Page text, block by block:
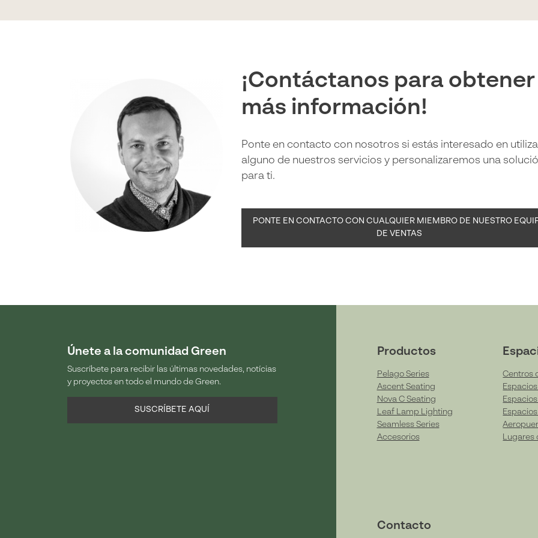
¡Contáctanos para obtener
más información!
Ponte en contacto con nosotros si estás interesado en
alguno de nuestros servicios y personalizaremos una
para ti.
PONTE EN CONTACTO CON CUALQUIER MIEMBRO DE NUESTRO
DE VENTAS
Únete a la comunidad Green
Suscríbete para recibir las últimas novedades, notícias
y proyectos en todo el mundo de Green.
SUSCRÍBETE AQUÍ
Productos
Pelago Series
Ascent Seating
Nova C Seating
Leaf Lamp Lighting
Seamless Series
Accesorios
Centros
Espacios
Lugares
Contacto